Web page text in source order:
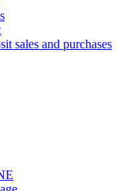
sales and purchases